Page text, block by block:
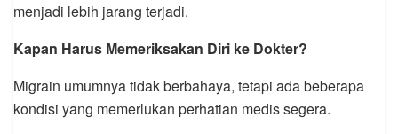
menjadi lebih jarang terjadi.
Kapan Harus Memeriksakan Diri ke Dokter?
Migrain umumnya tidak berbahaya, tetapi ada beberapa
kondisi yang memerlukan perhatian medis segera.